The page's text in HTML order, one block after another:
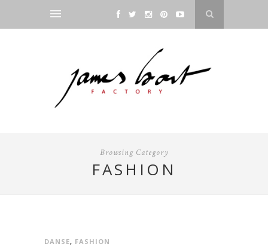
Browsing Category
FASHION
DANSE, FASHION